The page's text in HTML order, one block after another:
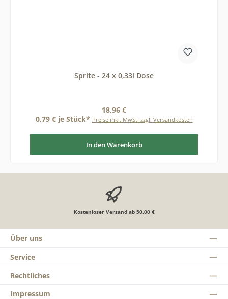
Sprite - 24 x 0,33l Dose
Regulärer Preis:
18,96 €
0,79 € je Stück* Preise inkl. MwSt. zzgl. Versandkosten
In den Warenkorb
Kostenloser Versand ab 50,00 €
Über uns
Service
Rechtliches
Impressum